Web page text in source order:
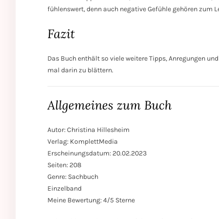
fühlenswert, denn auch negative Gefühle gehören zum
Fazit
Das Buch enthält so viele weitere Tipps, Anregungen
mal darin zu blättern.
Allgemeines zum Buch
Autor: Christina Hillesheim
Verlag: KomplettMedia
Erscheinungsdatum: 20.02.2023
Seiten: 208
Genre: Sachbuch
Einzelband
Meine Bewertung: 4/5 Sterne